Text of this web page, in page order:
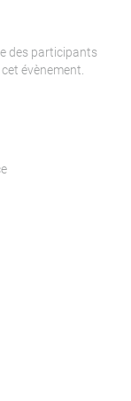
des participants
évènement.